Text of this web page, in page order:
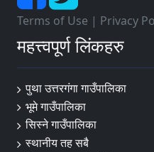
Terms of Use | Privacy
महत्त्वपूर्ण लिंकहरु
पुथा उत्तरगंगा गाउँपालिका
भूमे गाउँपालिका
सिस्ने गाउँपालिका
स्थानीय तह सबै